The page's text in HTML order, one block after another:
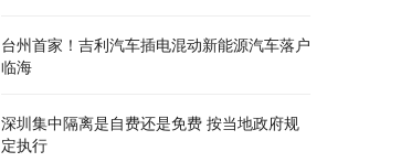
台州首家！吉利汽车插电混动新能源汽车落户
临海
深圳集中隔离是自费还是免费 按当地政府规
定执行